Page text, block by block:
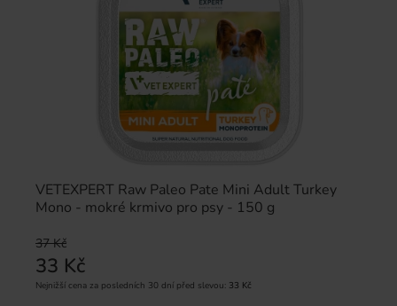
VETEXPERT Raw Paleo Pate Mini Adult Turkey
Mono - mokré krmivo pro psy - 150 g
37 Kč
33 Kč
Nejnižší cena za posledních 30 dní před slevou: 33 Kč